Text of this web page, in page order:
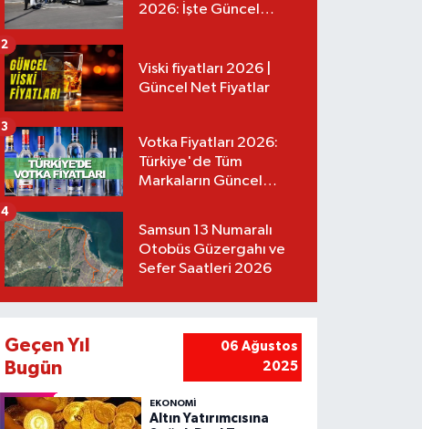
2026: İşte Güncel
Viski fiyatları 2026 |
Güncel Net Fiyatlar
2
Votka Fiyatları 2026:
Türkiye'de Tüm
Markaların Güncel
3
Samsun 13 Numaralı
Otobüs Güzergahı ve
Sefer Saatleri 2026
4
Geçen Yıl
Bugün
06 Ağustos
2025
EKONOMİ
Altın Yatırımcısına